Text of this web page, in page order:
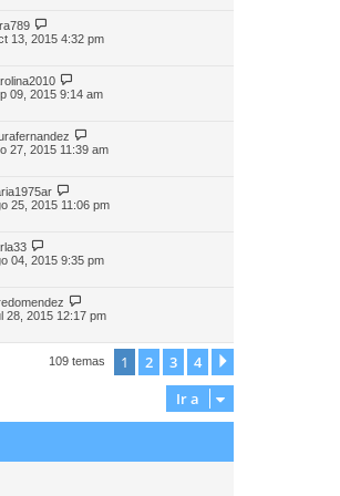
13, 2015 4:32 pm
09, 2015 9:14 am
27, 2015 11:39 am
25, 2015 11:06 pm
04, 2015 9:35 pm
28, 2015 12:17 pm
109 temas 1 2 3 4
Ir a